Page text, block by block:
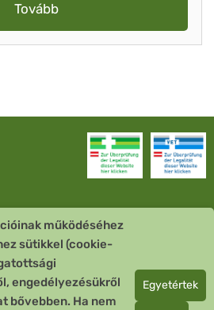
Tovább
működéséhez
sütikkel (cookie-
engedélyezésükről
bővebben. Ha nem
Egyetértek